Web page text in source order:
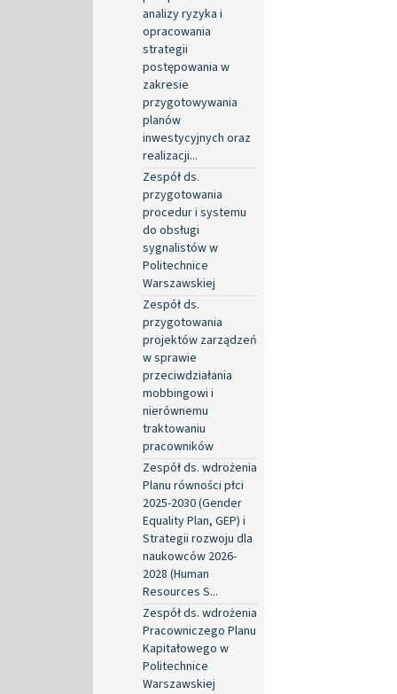
analizy ryzyka i
opracowania
strategii
postępowania w
zakresie
przygotowywania
planów
inwestycyjnych oraz
realizacji...
Zespół ds.
przygotowania
procedur i systemu
do obsługi
sygnalistów w
Politechnice
Warszawskiej
Zespół ds.
przygotowania
projektów zarządzeń
w sprawie
przeciwdziałania
mobbingowi i
nierównemu
traktowaniu
pracowników
Zespół ds. wdrożenia
Planu równości płci
2025-2030 (Gender
Equality Plan, GEP) i
Strategii rozwoju dla
naukowców 2026-
2028 (Human
Resources S...
Zespół ds. wdrożenia
Pracowniczego Planu
Kapitałowego w
Politechnice
Warszawskiej